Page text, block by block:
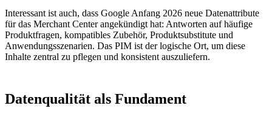
Interessant ist auch, dass Google Anfang 2026 neue Datenattribute
für das Merchant Center angekündigt hat: Antworten auf häufige
Produktfragen, kompatibles Zubehör, Produktsubstitute und
Anwendungsszenarien. Das PIM ist der logische Ort, um diese
Inhalte zentral zu pflegen und konsistent auszuliefern.
Datenqualität als Fundament